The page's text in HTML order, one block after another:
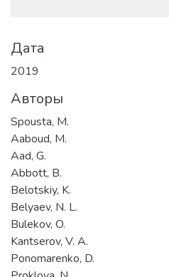
Дата
2019
Авторы
Spousta, M.
Aaboud, M.
Aad, G.
Abbott, B.
Belotskiy, K.
Belyaev, N. L.
Bulekov, O.
Kantserov, V. A.
Ponomarenko, D.